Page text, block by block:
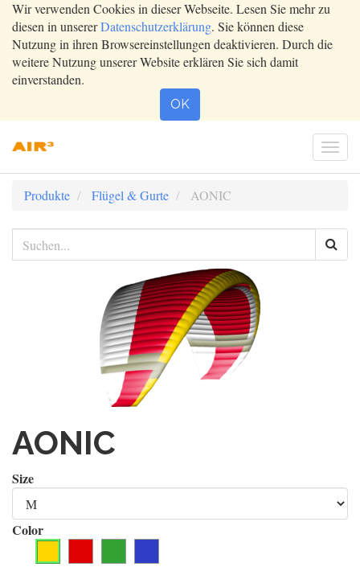
Wir verwenden Cookies in dieser Webseite. Lesen Sie mehr zu
diesen in unsererDatenschutzerklärung. Sie können diese
Nutzung in ihren Browsereinstellungen deaktivieren. Durch die
weitere Nutzung unserer Website erklären Sie sich damit
einverstanden.
OK
Produkte Flügel & Gurte AONIC
AONIC
Size
Color